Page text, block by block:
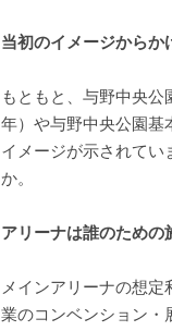
当初のイメージからか
もともと、与野中央
年）や与野中央公園基
イメージが示されて
か。
アリーナは誰のための
メインアリーナの想
業のコンベンション・